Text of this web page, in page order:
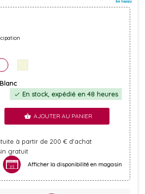
Blanc
check En stock, expédié en 48 heures
shopping_basket AJOUTER AU PANIER
à partir de 200 € d'achat
gratuit
Afficher la disponibilité en magasin